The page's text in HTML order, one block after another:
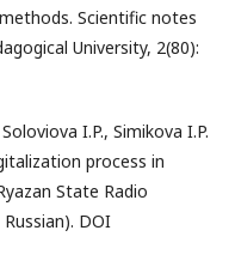
Scientific notes
University, 2(80):
I.P., Simikova I.P.
process in
State Radio
DOI